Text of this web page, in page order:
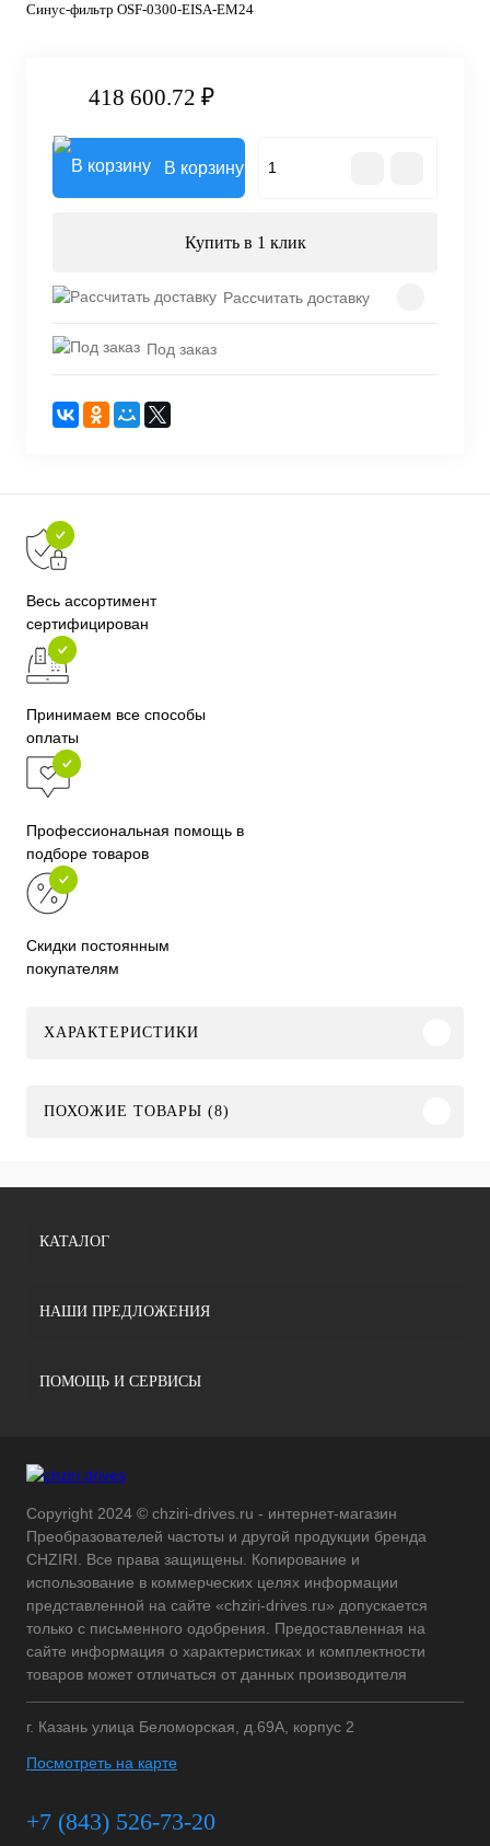
Синус-фильтр OSF-0300-EISA-EM24
418 600.72 ₽
В корзину
Купить в 1 клик
Рассчитать доставку
Под заказ
Весь ассортимент
сертифицирован
Принимаем все способы
оплаты
Профессиональная помощь в
подборе товаров
Скидки постоянным
покупателям
ХАРАКТЕРИСТИКИ
ПОХОЖИЕ ТОВАРЫ (8)
КАТАЛОГ
НАШИ ПРЕДЛОЖЕНИЯ
ПОМОЩЬ И СЕРВИСЫ
Copyright 2024 © chziri-drives.ru - интернет-магазин
Преобразователей частоты и другой продукции бренда
CHZIRI. Все права защищены. Копирование и
использование в коммерческих целях информации
представленной на сайте «chziri-drives.ru» допускается
только с письменного одобрения. Предоставленная на
сайте информация о характеристиках и комплектности
товаров может отличаться от данных производителя
г. Казань улица Беломорская, д.69А, корпус 2
Посмотреть на карте
+7 (843) 526-73-20